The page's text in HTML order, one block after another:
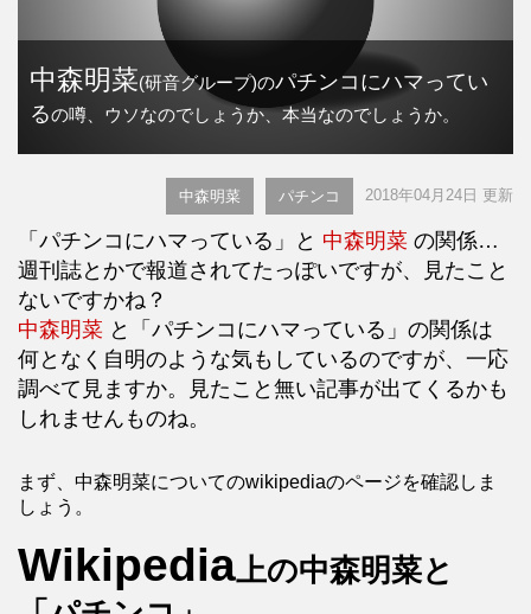
中森明菜(研音グループ)のパチンコにハマってい
るの噂、ウソなのでしょうか、本当なのでしょうか。
中森明菜 パチンコ 2018年04月24日 更新
「パチンコにハマっている」と 中森明菜 の関係…
週刊誌とかで報道されてたっぽいですが、見たこと
ないですかね？
中森明菜 と「パチンコにハマっている」の関係は
何となく自明のような気もしているのですが、一応
調べて見ますか。見たこと無い記事が出てくるかも
しれませんものね。
まず、中森明菜についてのwikipediaのページを確認しま
しょう。
Wikipedia上の中森明菜と